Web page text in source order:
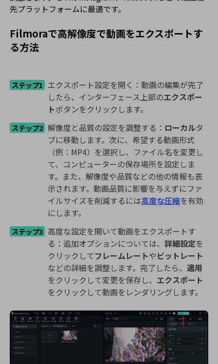
先プラットフォームに最適です。
Filmoraで高解像度で動画をエクスポートす
る方法
ステップ1 エクスポート設定を開く：動画の編集が完了
したら、インターフェース上部のエクスポー
トボタンをクリックします。
ステップ2 解像度と品質の設定を調整する： ローカルタ
ブに移動します。次に、希望する動画形式
（例：MP4）を選択し、ファイル名を変更し
て、コンピューターの保存場所を設定しま
す。また、解像度や品質などの他の情報も表
示されます。動画品質に影響を与えずにファ
イルサイズを削減するには高度な圧縮を有効
にします。
ステップ3 高度な設定を開いて動画をエクスポートす
る：追加オプションについては、詳細設定を
クリックしてフレームレートやビットレート
などの詳細を調整します。完了したら、適用
をクリックして変更を保存し、 エクスポート
をクリックして動画をレンダリングします。